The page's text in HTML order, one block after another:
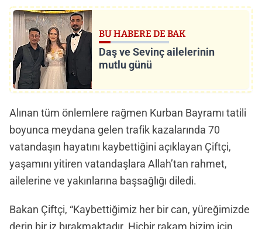
BU HABERE DE BAK
Daş ve Sevinç ailelerinin
mutlu günü
Alınan tüm önlemlere rağmen Kurban Bayramı tatili
boyunca meydana gelen trafik kazalarında 70
vatandaşın hayatını kaybettiğini açıklayan Çiftçi,
yaşamını yitiren vatandaşlara Allah’tan rahmet,
ailelerine ve yakınlarına başsağlığı diledi.
Bakan Çiftçi, “Kaybettiğimiz her bir can, yüreğimizde
derin bir iz bırakmaktadır. Hiçbir rakam bizim için